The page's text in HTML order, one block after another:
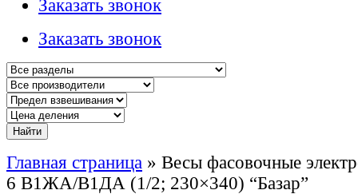
Заказать звонок
Заказать звонок
Главная страница » Весы фасовочные
6 В1ЖА/В1ДА (1/2; 230×340) “Базар”